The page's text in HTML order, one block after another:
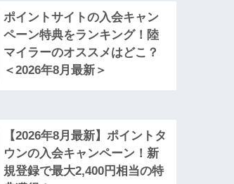
ポイントサイトの入会キャン
ペーン特典をランキング！陸
マイラーのオススメはどこ？
＜2026年8月最新＞
【2026年8月最新】ポイントタ
ウンの入会キャンペーン！新
規登録で最大2,400円相当の特